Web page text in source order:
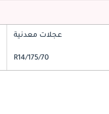
عجلات معدنية
175/70/R14